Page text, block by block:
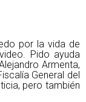
por la vida de
Pido ayuda
Armenta,
General del
pero también